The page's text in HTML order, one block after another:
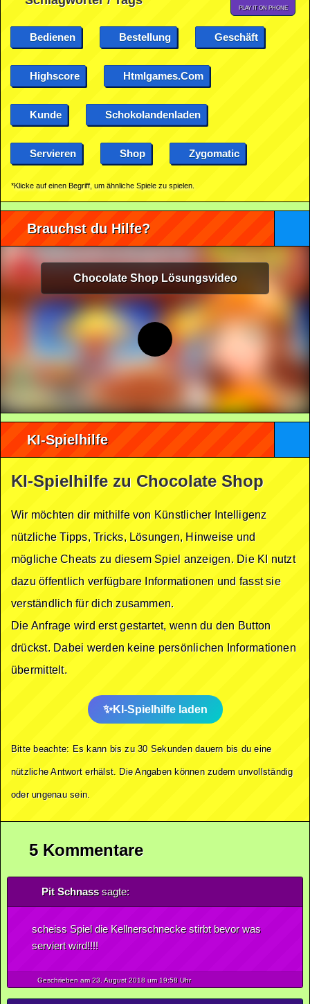
PLAY IT ON PHONE
Bedienen Bestellung Geschäft
Highscore Htmlgames.com
Kunde Schokolandenladen
Servieren Shop Zygomatic
*Klicke auf einen Begriff, um ähnliche Spiele zu spielen.
Brauchst du Hilfe?
Chocolate Shop Lösungsvideo
KI-Spielhilfe
KI-Spielhilfe zu Chocolate Shop
Wir möchten dir mithilfe von Künstlicher Intelligenz
nützliche Tipps, Tricks, Lösungen, Hinweise und
mögliche Cheats zu diesem Spiel anzeigen. Die KI nutzt
dazu öffentlich verfügbare Informationen und fasst sie
verständlich für dich zusammen.
Die Anfrage wird erst gestartet, wenn du den Button
drückst. Dabei werden keine persönlichen Informationen
übermittelt.
KI-Spielhilfe laden
Bitte beachte: Es kann bis zu 30 Sekunden dauern bis du eine
nützliche Antwort erhälst. Die Angaben können zudem unvollständig
oder ungenau sein.
5 Kommentare
Pit Schnasssagte:
scheiss Spiel die Kellnerschnecke stirbt bevor was
serviert wird!!!!
Geschrieben am 23. August2018um 19:58 Uhr